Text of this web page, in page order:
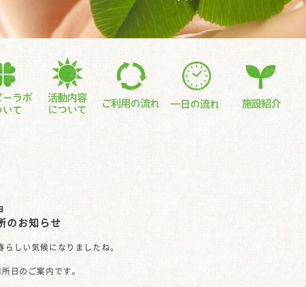
のお知らせ
らしい気候になりましたね。
日のご案内です。